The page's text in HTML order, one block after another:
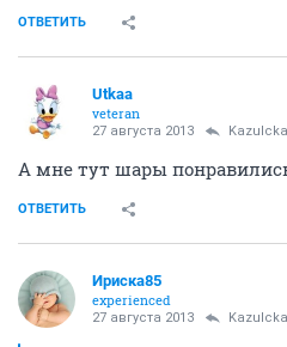
ОТВЕТИТЬ
Utkaa
veteran
27 августа 2013 Kazulcka
А мне тут шары
ОТВЕТИТЬ
Ириска85
experienced
27 августа 2013 Kazulcka